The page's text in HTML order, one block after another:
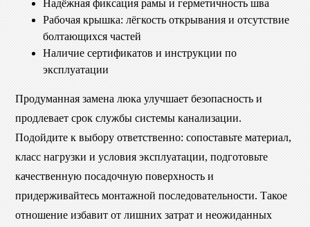
Надёжная фиксация рамы и герметичность шва
Рабочая крышка: лёгкость открывания и отсутствие
болтающихся частей
Наличие сертификатов и инструкции по
эксплуатации
Продуманная замена люка улучшает безопасность и
продлевает срок службы системы канализации.
Подойдите к выбору ответственно: сопоставьте материал,
класс нагрузки и условия эксплуатации, подготовьте
качественную посадочную поверхность и
придерживайтесь монтажной последовательности. Такое
отношение избавит от лишних затрат и неожиданных